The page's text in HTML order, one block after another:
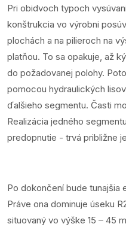
Pri obidvoch typoch
konštrukcia vo výrobni
plochách a na pilieroch na
platňou. To sa opakuje, až
do požadovanej polohy.
pomocou hydraulických
ďalšieho segmentu. Časti
Realizácia jedného
predopnutie - trvá približne
Po dokončení bude tunajšia
Práve ona dominuje úseku
situovaný vo výške 15 – 45